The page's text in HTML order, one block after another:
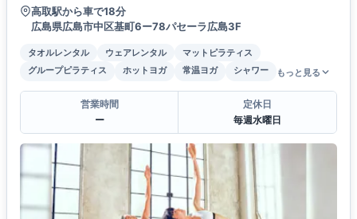
高取駅から車で18分
広島県広島市中区基町6ー78パセーラ広島3F
タオルレンタル ウェアレンタル
マットピラティス
グループピラティス
ホットヨガ 常温ヨガ シャワー もっと見る
営業時間
ー
定休日
毎週水曜日